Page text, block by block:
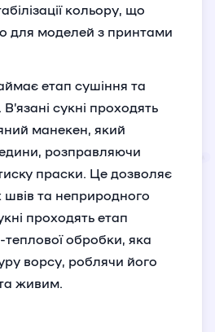
кольору, що
для моделей з принтами
етап сушіння та
сукні проходять
манекен, який
розправляючи
праски. Це дозволяє
та неприродного
проходять етап
теплової обробки, яка
ворсу, роблячи його
живим.